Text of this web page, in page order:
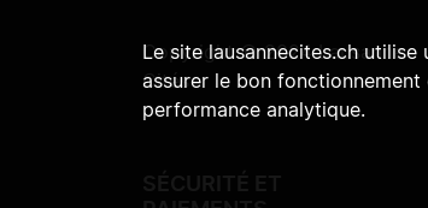
Copyright © 2024 Lausanne
Cités
Le site lausannecites.ch
assurer le bon
performance analytique.